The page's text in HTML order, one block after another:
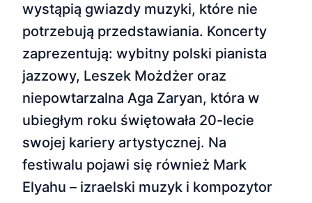
wystąpią gwiazdy muzyki, które nie
potrzebują przedstawiania. Koncerty
zaprezentują: wybitny polski pianista
jazzowy, Leszek Możdżer oraz
niepowtarzalna Aga Zaryan, która w
ubiegłym roku świętowała 20-lecie
swojej kariery artystycznej. Na
festiwalu pojawi się również Mark
Elyahu – izraelski muzyk i kompozytor